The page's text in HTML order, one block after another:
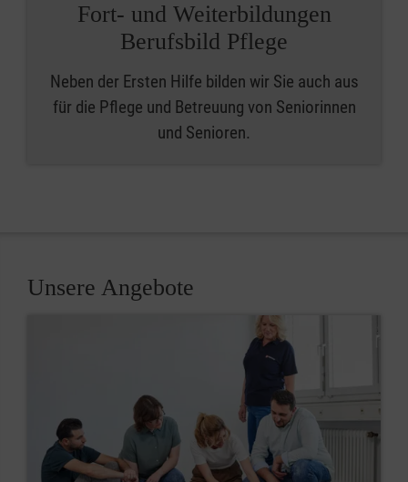
Fort- und Weiterbildungen
Berufsbild Pflege
Neben der Ersten Hilfe bilden wir Sie auch aus
für die Pflege und Betreuung von Seniorinnen
und Senioren.
Unsere Angebote